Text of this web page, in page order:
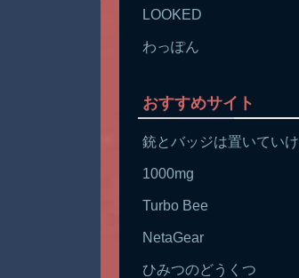
LOOKED
わっぽん
おすすめサイト
銃とバッジは置いていけ
1000mg
Turbo Bee
NetaGear
ひみつのどうくつ